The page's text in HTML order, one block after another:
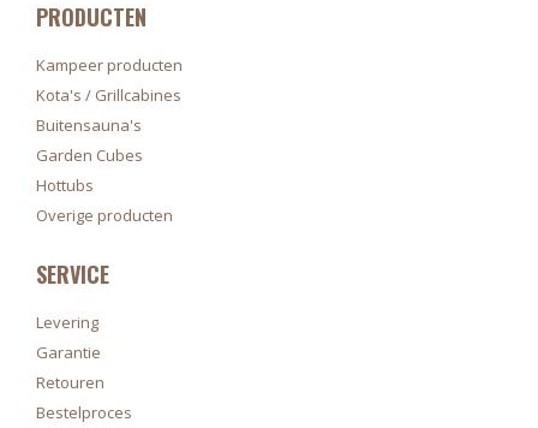
PRODUCTEN
Kampeer producten
Kota's / Grillcabines
Buitensauna's
Garden Cubes
Hottubs
Overige producten
SERVICE
Levering
Garantie
Retouren
Bestelproces